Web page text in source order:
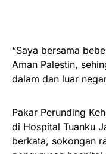
“Saya bersama
Aman Palestin,
dalam dan luar
Pakar Perunding
di Hospital Tuanku
berkata, sokongan